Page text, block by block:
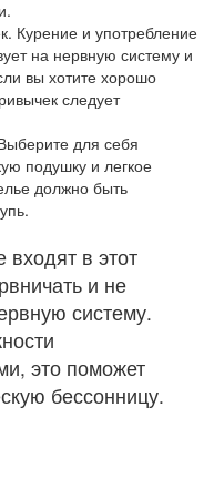
Курение и употребление
на нервную систему и
вы хотите хорошо
следует
для себя
подушку и легкое
должно быть
в этот
и не
систему.
это поможет
бессонницу.